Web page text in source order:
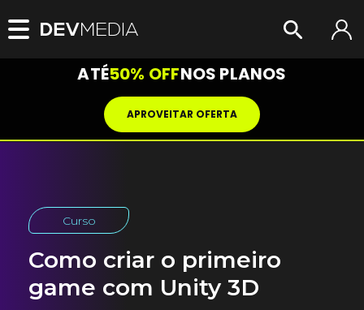
ATÉ50% OFFNOS PLANOS
APROVEITAR OFERTA
Curso
Como criar o primeiro
game com Unity 3D